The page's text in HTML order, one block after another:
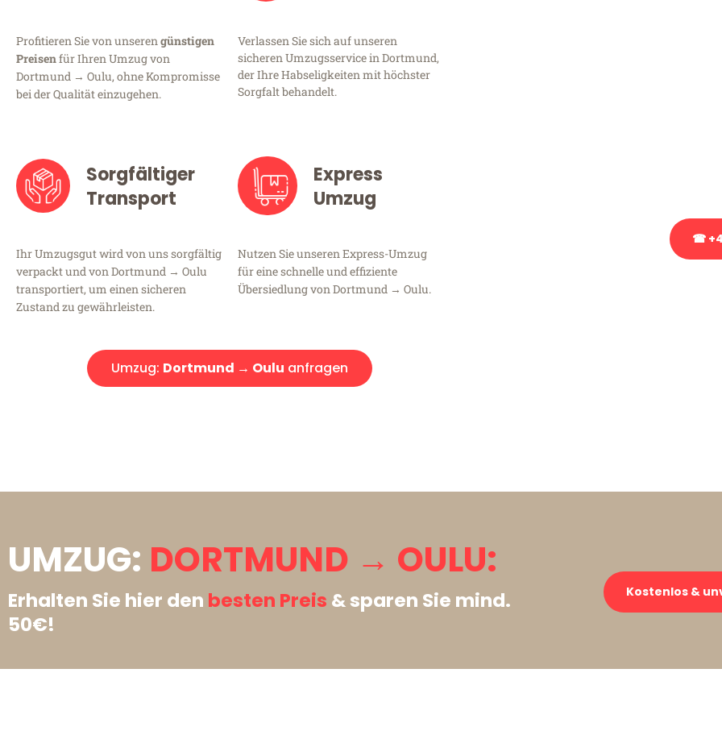
Profitieren Sie von unserengünstigen
Preisenfür Ihren Umzug von
Dortmund → Oulu, ohne Kompromisse
bei der Qualität einzugehen.
Verlassen Sie sich auf unseren
sicheren Umzugsservice in Dortmund,
der Ihre Habseligkeiten mit höchster
Sorgfalt behandelt.
Sorgfältiger
Transport
Ihr Umzugsgut wird von uns sorgfältig
verpackt und von Dortmund → Oulu
transportiert, um einen sicheren
Zustand zu gewährleisten.
Express
Umzug
Nutzen Sie unseren Express-Umzug
für eine schnelle und effiziente
Übersiedlung von Dortmund → Oulu.
Umzug: Dortmund → Oulu anfragen
☎
UMZUG: DORTMUND → OULU:
Erhalten Sie hier den besten Preis & sparen Sie mind.
50€!
Kostenlos &